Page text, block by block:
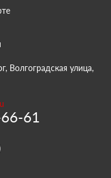
Волгоградская улица,
61